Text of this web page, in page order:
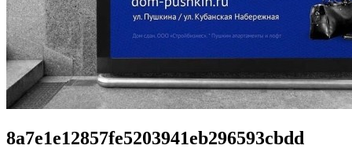
8a7e1e12857fe5203941eb296593cbdd